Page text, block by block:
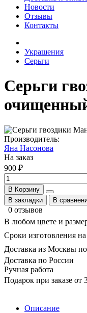
Новости
Отзывы
Контакты
Украшения
Серьги
Серьги
Производитель:
Яна Насонова
На заказ
900 ₽
В Корзину
В закладки
В
0 отзывов
В любом цвете и
Сроки изготовления на
Доставка из Москвы
Доставка по России
Ручная работа
Подарок при заказе от
Описание